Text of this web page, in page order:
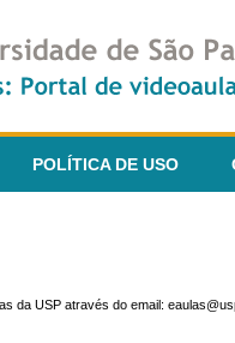
POLÍTICA DE USO
da USP através do email: